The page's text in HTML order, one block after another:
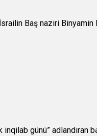
Baş naziri
günü” adlandıran